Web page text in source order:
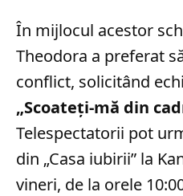
În mijlocul acestor
Theodora a preferat
conflict, solicitând
„Scoateți-mă din
Telespectatorii pot
din „Casa iubirii” la
vineri, de la orele